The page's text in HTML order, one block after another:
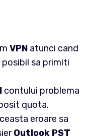
VPN atunci cand
sa primiti
contului problema
quota.
eroare sa
Outlook PST